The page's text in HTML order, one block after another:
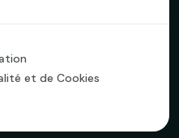
et de Cookies